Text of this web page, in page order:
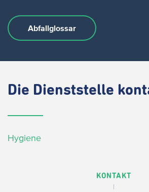
Abfallglossar
Die Dienststelle
Hygiene
KONTAKT